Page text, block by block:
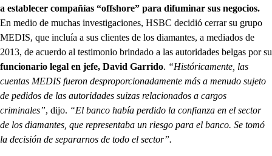
a establecer compañías “offshore” para difuminar sus negocios.
En medio de muchas investigaciones, HSBC decidió cerrar su grupo
MEDIS, que incluía a sus clientes de los diamantes, a mediados de
2013, de acuerdo al testimonio brindado a las autoridades belgas por su
funcionario legal en jefe, David Garrido. “Históricamente, las
cuentas MEDIS fueron desproporcionadamente más a menudo sujeto
de pedidos de las autoridades suizas relacionados a cargos
criminales”, dijo. “El banco había perdido la confianza en el sector
de los diamantes, que representaba un riesgo para el banco. Se tomó
la decisión de separarnos de todo el sector”.